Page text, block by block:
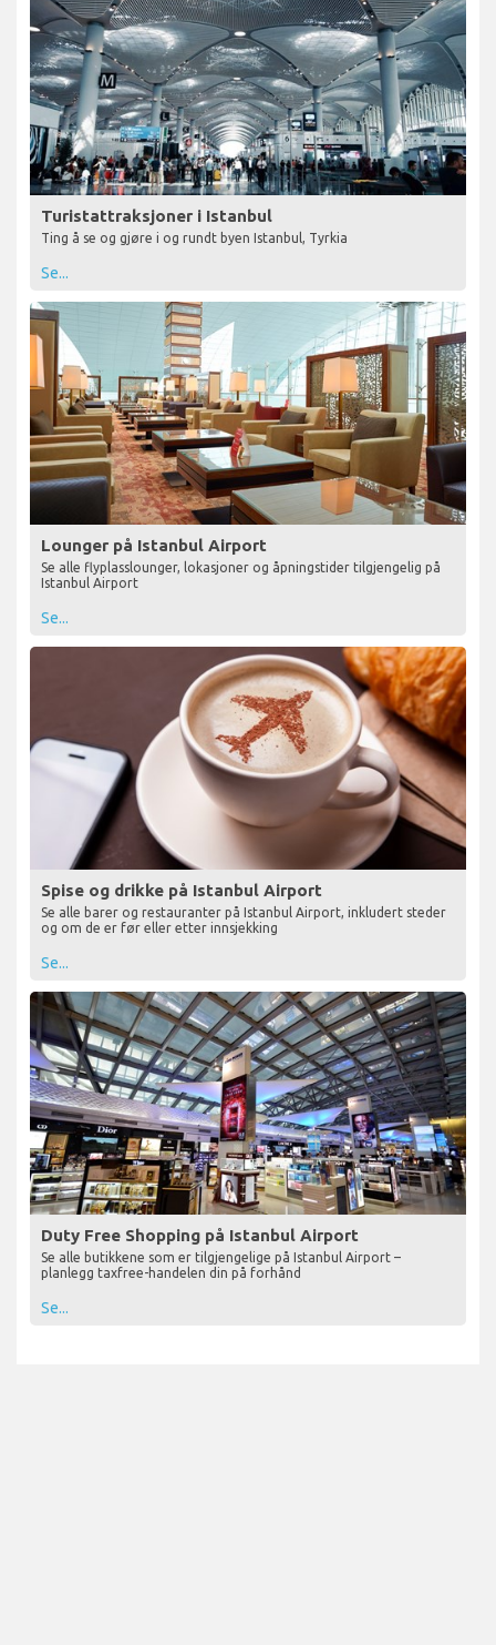
Turistattraksjoner i Istanbul
Ting å se og gjøre i og rundt byen Istanbul, Tyrkia
Se...
Lounger på Istanbul Airport
Se alle flyplasslounger, lokasjoner og åpningstider tilgjengelig på
Istanbul Airport
Se...
Spise og drikke på Istanbul Airport
Se alle barer og restauranter på Istanbul Airport, inkludert steder
og om de er før eller etter innsjekking
Se...
Duty Free Shopping på Istanbul Airport
Se alle butikkene som er tilgjengelige på Istanbul Airport –
planlegg taxfree-handelen din på forhånd
Se...